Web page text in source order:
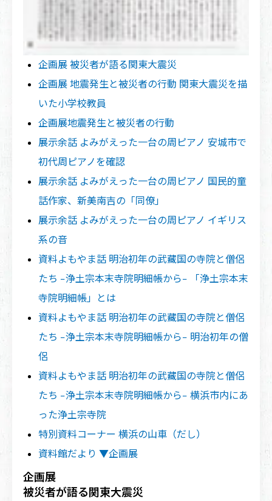
企画展 被災者が語る関東大震災
企画展 地震発生と被災者の行動 関東大震災を描
いた小学校教員
企画展地震発生と被災者の行動
展示余話 よみがえった一台の周ピアノ 安城市で
初代周ピアノを確認
展示余話 よみがえった一台の周ピアノ 国民的童
話作家、新美南吉の「同僚」
展示余話 よみがえった一台の周ピアノ イギリス
系の音
資料よもやま話 明治初年の武藏国の寺院と僧侶
たち −浄土宗本末寺院明細帳から− 「浄土宗本末
寺院明細帳」とは
資料よもやま話 明治初年の武藏国の寺院と僧侶
たち −浄土宗本末寺院明細帳から− 明治初年の僧
侶
資料よもやま話 明治初年の武藏国の寺院と僧侶
たち −浄土宗本末寺院明細帳から− 横浜市内にあ
った浄土宗寺院
特別資料コーナー 横浜の山車（だし）
資料館だより ▼企画展
企画展
被災者が語る関東大震災